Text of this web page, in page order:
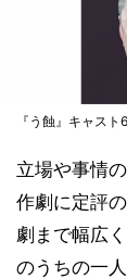
『う蝕』キャスト
立場や事情
作劇に定評
劇まで幅広
のうちの一